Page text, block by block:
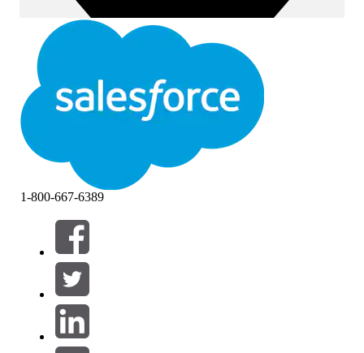
Filtri (0)
SELEZIONA FILTRI
Area prodotti
1-800-667-6389